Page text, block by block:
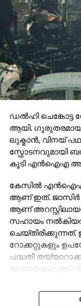
20 ആയി.
RELATED TOPICS:
DON'T MISS
ജെ.എന്‍.യു
ഡൽഹി ചെങ്കോട്ട
ആയി. ഗുരുതരമായി
ലുക്മാൻ, വിനയ്
സ്ഫോടനവുമായി
കൂടി എൻഐഎ
കേസിൽ എൻഐഎ
ആണ് ഇത്. ജാസിർ
ആണ്
സഹായം
റോക്കറ്റുകളും
പദ്ധതി
അന്വേഷണത്തിൽ